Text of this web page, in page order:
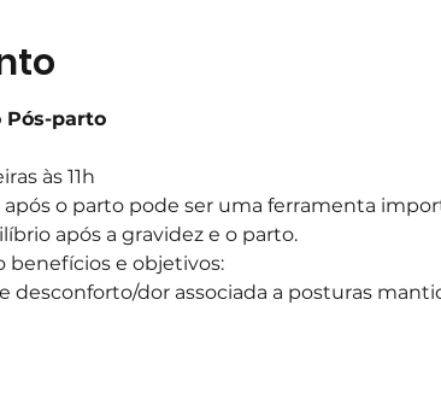
Pós-parto
às 11h
o parto pode ser uma ferramenta
após a gravidez e o parto.
benefícios e objetivos:
desconforto/dor associada a posturas